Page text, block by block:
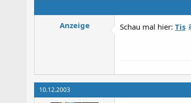
Anzeige Schau mal hier: Tis
10.12.2003